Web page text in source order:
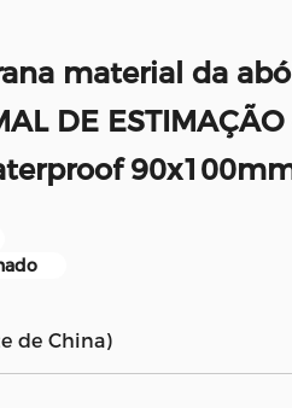
material da
DE
de China)